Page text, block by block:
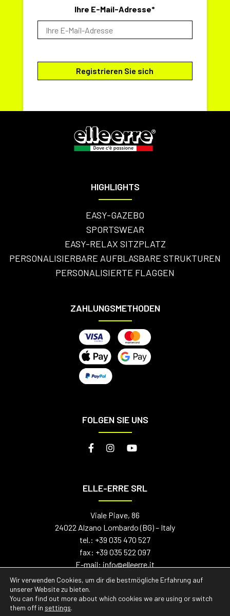
Ihre E-Mail-Adresse*
ELLE-ERRE SRL
Viale Piave, 86
24022 Alzano Lombardo (BG) – Italy
tel.: +39 035 470 527
fax: +39 035 522 097
E-mail: info@elleerre.it
PEC (Zertifizierte E-Mail): elleerre@propec.it
USt.- und Steuernummer: 03504140165
Grundkapital €300.000,00 voll eingezahlt
HIGHLIGHTS
EASY-GAZEBO
SPORTSWEAR
EASY-RELAX SITZPLATZ
PERSONALISIERBARE AUFBLASBARE STRUKTUREN
PERSONALISIERTE FLAGGEN
ZAHLUNGSMETHODEN
FOLGEN SIE UNS
Wir verwenden Cookies, um dir die bestmögliche Erfahrung auf
unserer Website zu bieten.
You can find out more about which cookies we are using or switch
them off in settings.